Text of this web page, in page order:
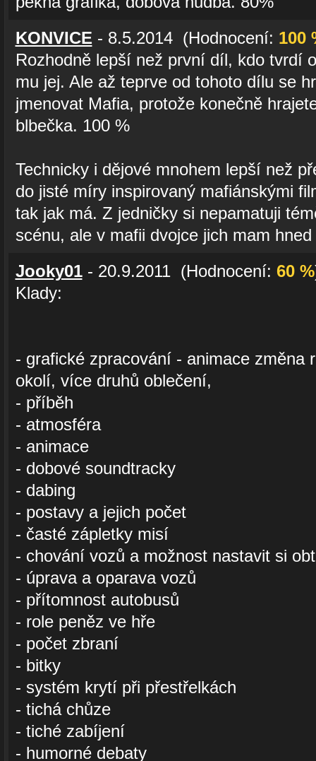
KONVICE - 8.5.2014 (Hodnocení: 100
Rozhodně lepší než první díl, kdo tvrdí
mu jej. Ale až teprve od tohoto dílu se
jmenovat Mafia, protože konečně
blbečka. 100 %
Technicky i dějové mnohem lepší než
do jisté míry inspirovaný mafiánskými
tak jak má. Z jedničky si nepamatuji
scénu, ale v mafii dvojce jich mam
Jooky01- 20.9.2011 (Hodnocení: 60 %
Klady:
- grafické zpracování - animace změna
okolí, více druhů oblečení,
- příběh
- atmosféra
- animace
- dobové soundtracky
- dabing
- postavy a jejich počet
- časté zápletky misí
- chování vozů a možnost nastavit si
- úprava a oparava vozů
- přítomnost autobusů
- role peněz ve hře
- počet zbraní
- bitky
- systém krytí při přestřelkách
- tichá chůze
- tiché zabíjení
- humorné debaty